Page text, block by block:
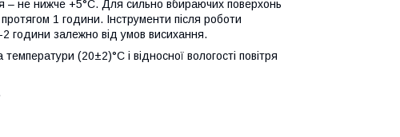
не нижче +5°С. Для сильно вбираючих поверхонь
1 години. Інструменти після роботи
години залежно від умов висихання.
(20±2)°С і відносної вологості повітря